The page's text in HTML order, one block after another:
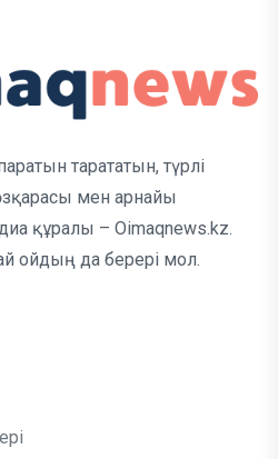
тарататын, түрлі
мен арнайы
құралы – Oimaqnews.kz.
ойдың да берері мол.